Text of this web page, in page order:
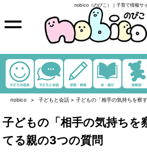
nobico（のびこ）｜子育て情報サ
nobico 子どもと会話 > 子どもの「相手の気持ちを察
子どもの「相手の気持ちを
てる親の3つの質問